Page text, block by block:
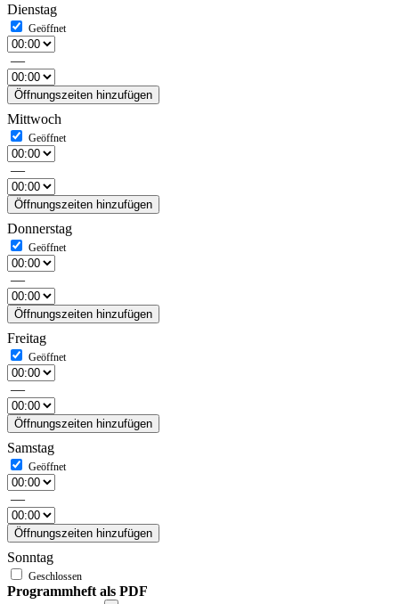
Dienstag
—
Öffnungszeiten hinzufügen
Mittwoch
—
Öffnungszeiten hinzufügen
Donnerstag
—
Öffnungszeiten hinzufügen
Freitag
—
Öffnungszeiten hinzufügen
Samstag
—
Öffnungszeiten hinzufügen
Sonntag
Programmheft als PDF